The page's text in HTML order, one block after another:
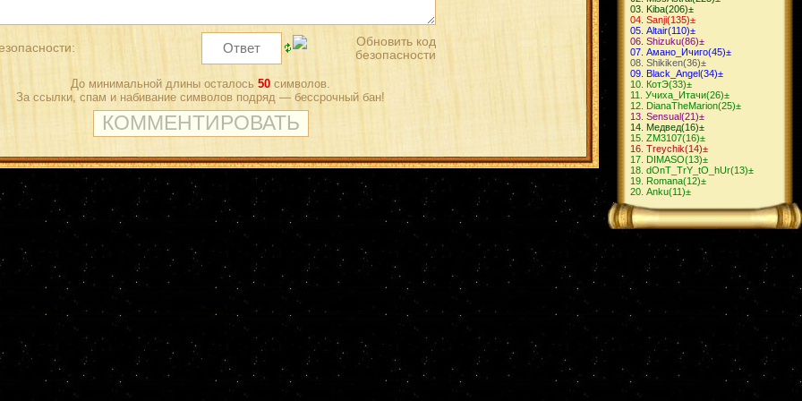
До минимальной длины осталось 50 символов.
За ссылки, спам и набивание символов подряд — бессрочный бан!
Kiba(206)±
Sanji(135)±
Altair(110)±
Shizuku(86)±
Амано_Ичиго(45)±
Shikiken(36)±
Black_Angel(34)±
КотЭ(33)±
Учиха_Итачи(26)±
DianaTheMarion(25)±
Sensual(21)±
Медвед(16)±
ZM3107(16)±
Treychik(14)±
DIMASO(13)±
dOnT_TrY_tO_hUr(13)±
Romana(12)±
Anku(11)±